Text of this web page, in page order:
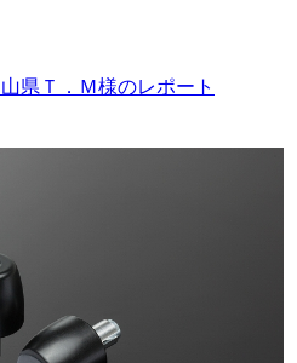
県Ｔ．Ｍ様のレポート